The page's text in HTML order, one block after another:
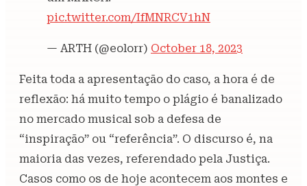
pic.twitter.com/IfMNRCV1hN
— ARTH (@eolorr) October 18, 2023
Feita toda a apresentação do caso, a hora é de
reflexão: há muito tempo o plágio é banalizado
no mercado musical sob a defesa de
“inspiração” ou “referência”. O discurso é, na
maioria das vezes, referendado pela Justiça.
Casos como os de hoje acontecem aos montes e